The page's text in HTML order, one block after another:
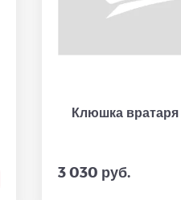
Клюшка
3 030 руб.